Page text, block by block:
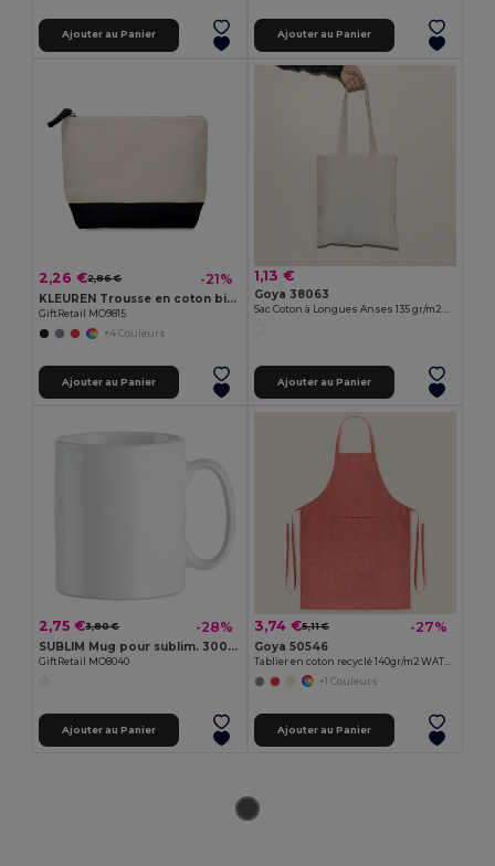
Ajouter au Panier Ajouter au Panier
2,26 €2,86 € -21%
KLEUREN Trousse en coton bicolore
GiftRetail MO9815
+4 Couleurs
Ajouter au Panier
1,13 €
Goya 38063
Sac Coton à Longues Anses 135 gr/m2 MALL
Ajouter au Panier
2,75 €3,80 € -28%
SUBLIM Mug pour sublim. 300ml
GiftRetail MO8040
Ajouter au Panier
3,74 €5,11 € -27%
Goya 50546
Tablier en coton recyclé 140gr/m2 WATERFALL
+1 Couleurs
Ajouter au Panier